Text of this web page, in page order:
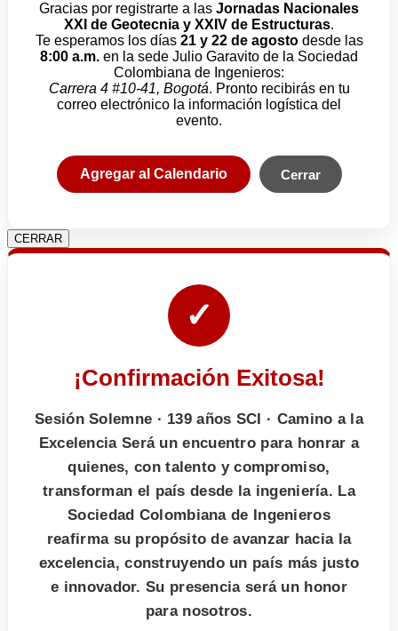
Gracias por registrarte a las Jornadas Nacionales
XXI de Geotecnia y XXIV de Estructuras.
Te esperamos los días 21 y 22 de agostodesde las
8:00 a.m. en la sede Julio Garavito de la Sociedad
Colombiana de Ingenieros:
Carrera 4 #10-41, Bogotá. Pronto recibirás en tu
correo electrónico la información logística del
evento.
Agregar al Calendario Cerrar
CERRAR
✓
¡Confirmación Exitosa!
Sesión Solemne · 139 años SCI · Camino a la
Excelencia Será un encuentro para honrar a
quienes, con talento y compromiso,
transforman el país desde la ingeniería. La
Sociedad Colombiana de Ingenieros
reafirma su propósito de avanzar hacia la
excelencia, construyendo un país más justo
e innovador. Su presencia será un honor
para nosotros.